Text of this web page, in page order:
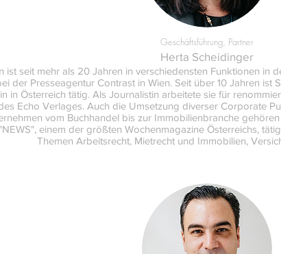
Geschäftsführung, Partner
Herta Scheidinger
ist seit mehr als 20 Jahren in verschiedensten Funktionen in
der Presseagentur Contrast in Wien. Seit über 10 Jahren ist
in Österreich tätig. Als Journalistin arbeitete sie für
Echo Verlages. Auch die Umsetzung diverser Corporate
vom Buchhandel bis zur Immobilienbranche
einem der größten Wochenmagazine Österreichs,
Themen Arbeitsrecht, Mietrecht und Immobilien,